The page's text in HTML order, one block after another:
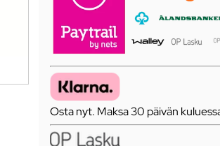
Osta nyt. Maksa 30 päivän